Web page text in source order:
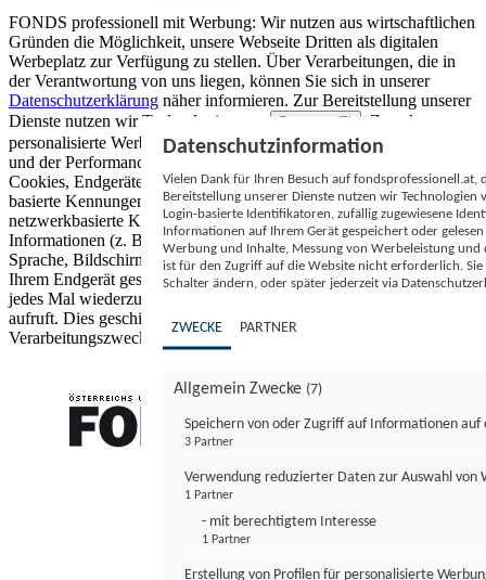
FONDS professionell mit Werbung: Wir nutzen aus wirtschaftlichen
Gründen die Möglichkeit, unsere Webseite Dritten als digitalen
Werbeplatz zur Verfügung zu stellen. Über Verarbeitungen, die in
der Verantwortung von uns liegen, können Sie sich in unserer
Datenschutzerklärung näher informieren. Zur Bereitstellung unserer
Dienste nutzen wir Technologien von
Partnern (5)
. Zwecke:
personalisierte Werbung und Inhalte, Messung von Werbeleistung
und der Performance von Inhalten sowie Zielgruppenforschung.
Cookies, Endgeräte- oder ähnliche Online-Kennungen (z. B. login-
basierte Kennungen, zufällig generierte Kennungen,
netzwerkbasierte Kennungen) können zusammen mit anderen
Informationen (z. B. Browsertyp und Browserinformationen,
Sprache, Bildschirmgröße, unterstützte Technologien usw.) auf
Ihrem Endgerät gespeichert oder von dort ausgelesen werden, um es
jedes Mal wiederzuerkennen, wenn es eine App oder einer Webseite
aufruft. Dies geschieht für einen oder mehrere der hier aufgeführten
Verarbeitungszwecke.
Datenschutzinformation
Vielen Dank für Ihren Besuch auf
Bereitstellung unserer Dienste nutzen wir Technologien
Login-basierte Identifikatoren, zufällig zugewiesene
Informationen auf Ihrem Gerät gespeichert oder
Werbung und Inhalte, Messung von Werbeleistung
ist für den Zugriff auf die Website nicht erforderlich.
Schalter ändern, oder später jederzeit via
ZWECKE PARTNER
Allgemein Zwecke (7)
Speichern von oder Zugriff auf Informationen auf
3 Partner
Verwendung reduzierter Daten zur Auswahl von
1 Partner
- mit berechtigtem Interesse
1 Partner
Erstellung von Profilen für personalisierte
FONDS professionell